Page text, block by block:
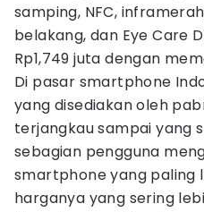
samping, NFC,
belakang, dan Eye Care
Rp1,749 juta dengan
Di pasar smartphone
yang disediakan oleh
terjangkau sampai yang
sebagian pengguna
smartphone yang paling
harganya yang sering